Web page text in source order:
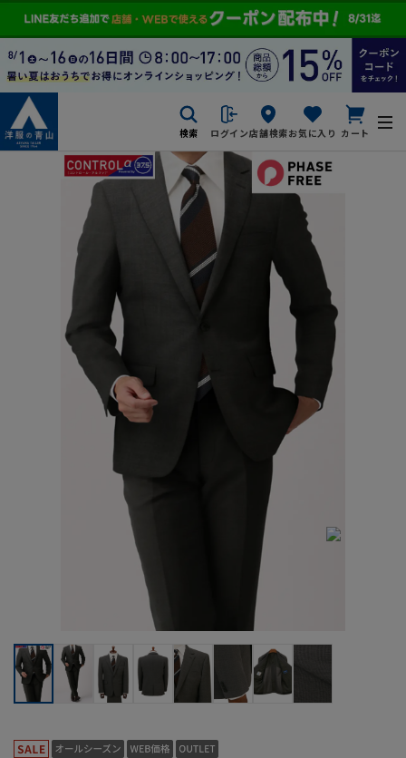
検索 ログイン店舗検索お気に入り カート